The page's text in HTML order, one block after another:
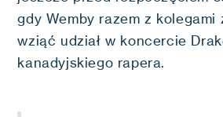
gdy Wemby razem z kolegami
wziąć udział w koncercie
kanadyjskiego rapera.